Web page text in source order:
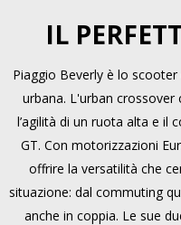
IL
Piaggio Beverly è lo
urbana. L'urban
l’agilità di un ruota alta e il
GT. Con motorizzazioni
offrire la versatilità che
situazione: dal commuting
anche in coppia. Le sue